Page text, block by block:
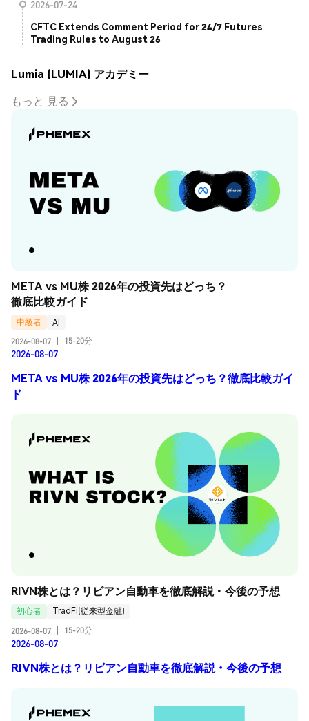
2026-07-24
CFTC Extends Comment Period for 24/7 Futures
Trading Rules to August 26
Lumia (LUMIA) アカデミー
もっと 見る
META vs MU株 2026年の投資先はどっち？
徹底比較ガイド
中級者
AI
2026-08-07
15-20分
2026-08-07
META vs MU株 2026年の投資先はどっち？徹底比較ガイ
ド
RIVN株とは？リビアン自動車を徹底解説・今後の予想
初心者
TradFi(従来型金融)
2026-08-07
15-20分
2026-08-07
RIVN株とは？リビアン自動車を徹底解説・今後の予想